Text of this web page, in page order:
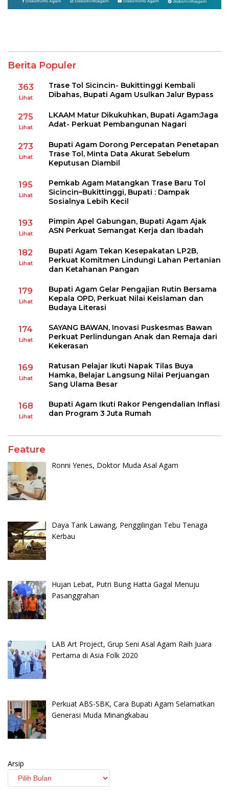
Berita Populer
363
Lihat
Trase Tol Sicincin- Bukittinggi Kembali
Dibahas, Bupati Agam Usulkan Jalur Bypass
275
Lihat
LKAAM Matur Dikukuhkan, Bupati Agam:Jaga
Adat- Perkuat Pembangunan Nagari
273
Lihat
Bupati Agam Dorong Percepatan Penetapan
Trase Tol, Minta Data Akurat Sebelum
Keputusan Diambil
195
Lihat
Pemkab Agam Matangkan Trase Baru Tol
Sicincin–Bukittinggi, Bupati : Dampak
Sosialnya Lebih Kecil
193
Lihat
Pimpin Apel Gabungan, Bupati Agam Ajak
ASN Perkuat Semangat Kerja dan Ibadah
182
Lihat
Bupati Agam Tekan Kesepakatan LP2B,
Perkuat Komitmen Lindungi Lahan Pertanian
dan Ketahanan Pangan
179
Lihat
Bupati Agam Gelar Pengajian Rutin Bersama
Kepala OPD, Perkuat Nilai Keislaman dan
Budaya Literasi
174
Lihat
SAYANG BAWAN, Inovasi Puskesmas Bawan
Perkuat Perlindungan Anak dan Remaja dari
Kekerasan
169
Lihat
Ratusan Pelajar Ikuti Napak Tilas Buya
Hamka, Belajar Langsung Nilai Perjuangan
Sang Ulama Besar
168
Lihat
Bupati Agam Ikuti Rakor Pengendalian Inflasi
dan Program 3 Juta Rumah
Feature
Ronni Yenes, Doktor Muda Asal Agam
Daya Tarik Lawang, Penggilingan Tebu Tenaga
Kerbau
Hujan Lebat, Putri Bung Hatta Gagal Menuju
Pasanggrahan
LAB Art Project, Grup Seni Asal Agam Raih Juara
Pertama di Asia Folk 2020
Perkuat ABS-SBK, Cara Bupati Agam Selamatkan
Generasi Muda Minangkabau
Arsip